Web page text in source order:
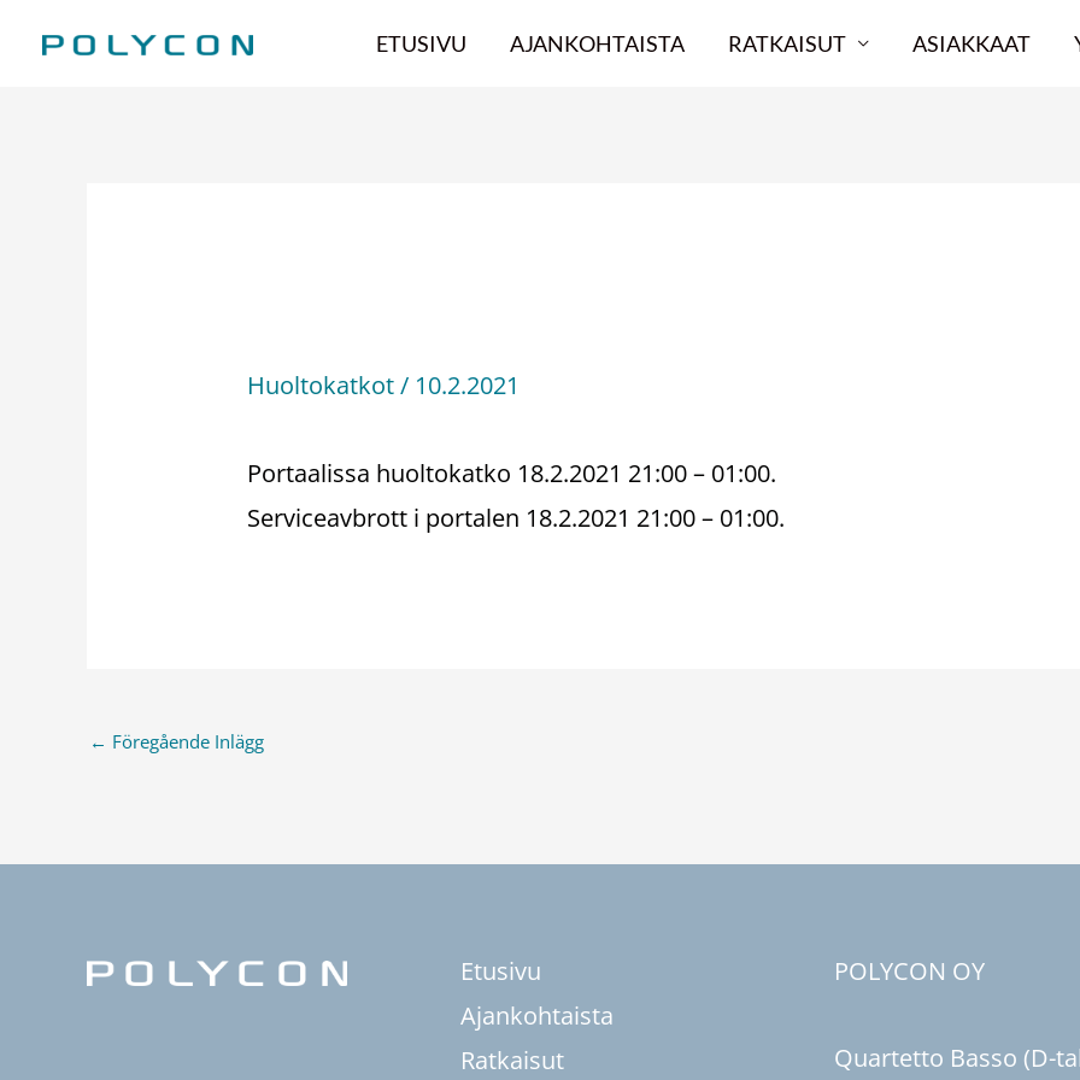
ETUSIVU AJANKOHTAISTA RATKAISUT ASIAKKAAT
Huoltokatkot/ 10.2.2021
Portaalissa huoltokatko 18.2.2021 21:00 – 01:00.
Serviceavbrott i portalen 18.2.2021 21:00 – 01:00.
← Föregående Inlägg
Etusivu
Ajankohtaista
Ratkaisut
POLYCON OY
Quartetto Basso (D-